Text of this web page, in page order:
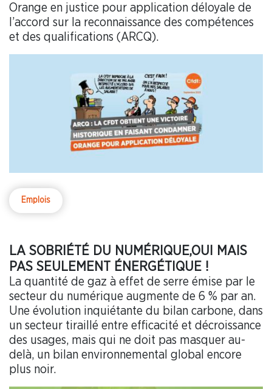
Orange en justice pour application déloyale de
l’accord sur la reconnaissance des compétences
et des qualifications (ARCQ).
Emplois
LA SOBRIÉTÉ DU NUMÉRIQUE,OUI MAIS
PAS SEULEMENT ÉNERGÉTIQUE !
La quantité de gaz à effet de serre émise par le
secteur du numérique augmente de 6 % par an.
Une évolution inquiétante du bilan carbone, dans
un secteur tiraillé entre efficacité et décroissance
des usages, mais qui ne doit pas masquer au-
delà, un bilan environnemental global encore
plus noir.